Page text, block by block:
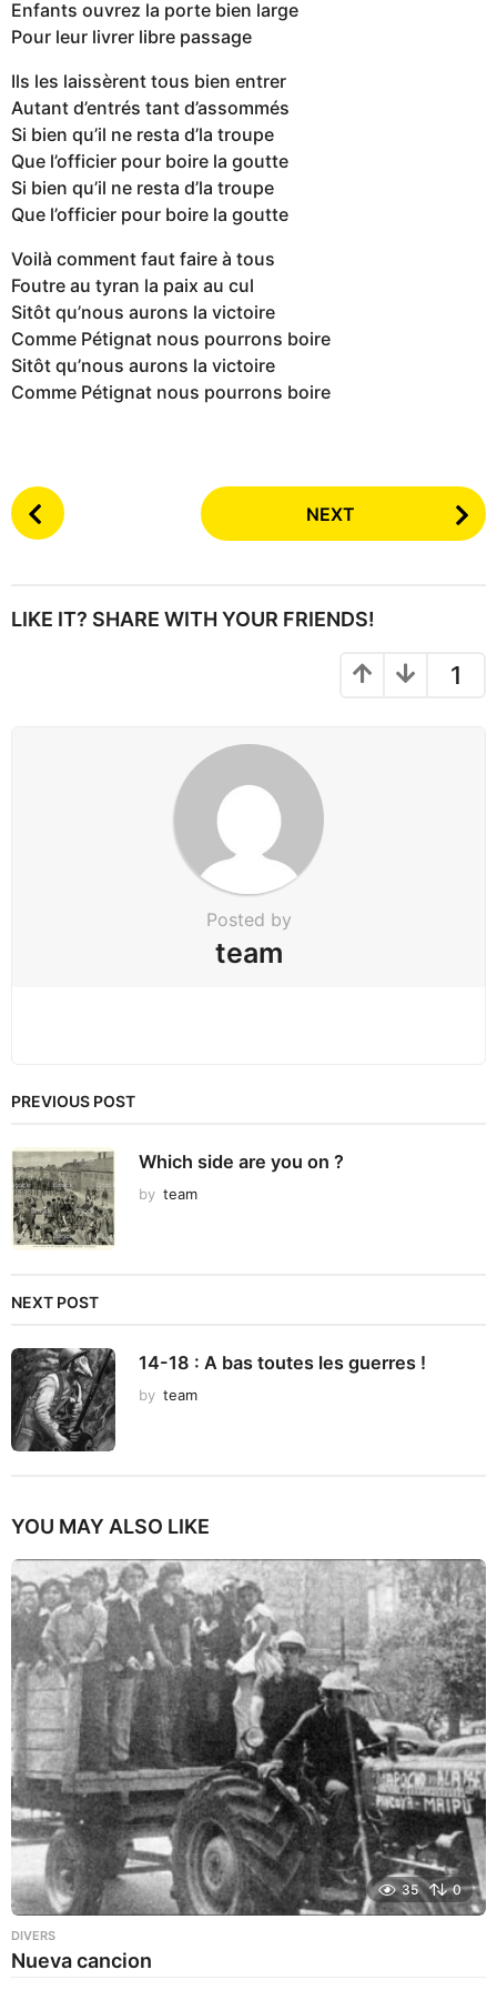
Enfants ouvrez la porte bien large
Pour leur livrer libre passage
Ils les laissèrent tous bien entrer
Autant d’entrés tant d’assommés
Si bien qu’il ne resta d’la troupe
Que l’officier pour boire la goutte
Si bien qu’il ne resta d’la troupe
Que l’officier pour boire la goutte
Voilà comment faut faire à tous
Foutre au tyran la paix au cul
Sitôt qu’nous aurons la victoire
Comme Pétignat nous pourrons boire
Sitôt qu’nous aurons la victoire
Comme Pétignat nous pourrons boire
P
o
P
NEXT
LIKE IT? SHARE WITH YOUR FRIENDS!
1
Posted by
team
PREVIOUS POST
Which side are you on ?
by team
NEXT POST
14-18 : A bas toutes les guerres !
by team
YOU MAY ALSO LIKE
35 0
DIVERS
Nueva cancion